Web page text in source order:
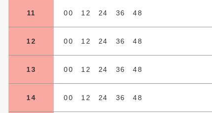
11 00 12 24 36 48
12 00 12 24 36 48
13 00 12 24 36 48
14 00 12 24 36 48